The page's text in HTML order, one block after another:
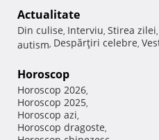
Actualitate
Din culise, Interviu, Stirea zilei,
autism, Despărţiri celebre,
Horoscop
Horoscop 2026,
Horoscop 2025,
Horoscop azi,
Horoscop dragoste,